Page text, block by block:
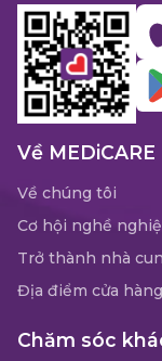
Về MEDiCARE
Về chúng tôi
Cơ hội nghề
Trở thành nhà
Địa điểm cửa hàng
Chăm sóc